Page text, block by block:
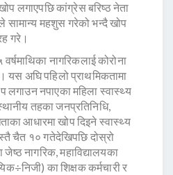
लगाएपछि कांग्रेस बरिष्ठ नेता
महशुस गरेको भन्दै खोप
गरे।
नागरिकलाई कोरोना
यस अघि पहिलो प्राथमिकतामा
लगाउन नपाएका महिला स्वास्थ्य
तहका जनप्रतिनिधि,
आधारमा खोप दिइने स्वास्थ्य
चैत १० गतेदेखिपछि दोस्रो
जेष्ठ नागरिक, महाविद्यालयका
का शिक्षक कर्मचारी र